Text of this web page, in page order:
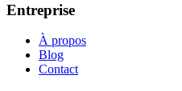
Entreprise
À propos
Blog
Contact